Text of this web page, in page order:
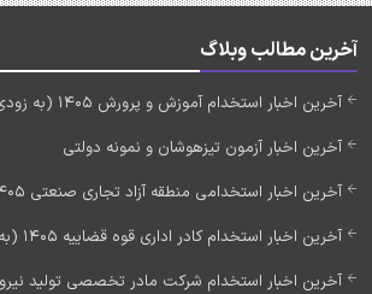
آخرین مطالب وبلاگ
آخرین اخبار استخدام آموزش و پرورش 1405 (به زودی)
آخرین اخبار آزمون تیزهوشان و نمونه دولتی
آخرین اخبار استخدامی منطقه آزاد تجاری صنعتی 1405
آخرین اخبار استخدام کادر اداری قوه قضاییه 1405 (به زودی)